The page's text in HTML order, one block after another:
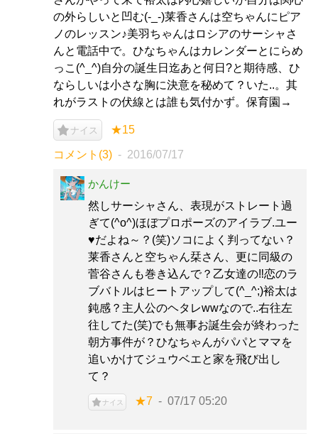
の外らしいと凹む(-_-)莱香さんは空ちゃんにピア
ノのレッスン♪美羽ちゃんはロシアのサーシャさ
んと電話中で。ひなちゃんはカレンダーとにらめ
っこ(^_^)自分の誕生日迄あと何日?と期待感、ひ
ならしいは小さな胸に決意を秘めて？いた..。其
れがラストの伏線とは誰も気付かず。保育園→
ナイス ★15
コメント(3) 2016/07/17
かんけー
然しサーシャさん、表現がストレート過
ぎて(^o^)ほぼプロポーズのアイラブ.ユー
♥だよね～？(笑)ソコによく判ってない？
莱香さんと空ちゃん栞さん、更に同級の
菅谷さんも巻き込んで？乙女達の‼恋のラ
ブバトルはヒートアップして(^_^;)裕太は
鈍感？主人公のヘタレwwなので..右往左
往してた(笑)でも無事お誕生会が終わった
朝方事件が？ひなちゃんがパパとママを
追いかけてジュウベエと家を飛び出し
て？
ナイス ★7 07/17 05:20